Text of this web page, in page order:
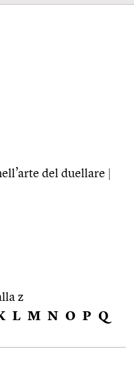
del duellare
z
L M N O P Q